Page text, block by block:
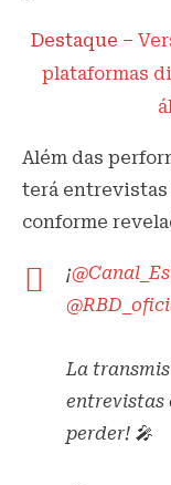
Destaque –
plataformas
Além das
terá
conforme
¡
La
entrevistas
perder! 🎤